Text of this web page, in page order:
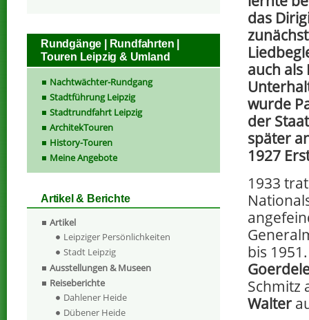
das
auch als
wurde
der
später
1927
1933
bis
Schmitz
Walter
Rundgänge | Rundfahrten |
Touren Leipzig & Umland
Nachtwächter-Rundgang
Stadtführung Leipzig
Stadtrundfahrt Leipzig
ArchitekTouren
History-Touren
Meine Angebote
Artikel & Berichte
Artikel
Leipziger Persönlichkeiten
Stadt Leipzig
Ausstellungen & Museen
Reiseberichte
Dahlener Heide
Dübener Heide